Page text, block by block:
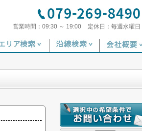
営業時間： 09:30 ～ 19:00 定休日： 毎週水曜日